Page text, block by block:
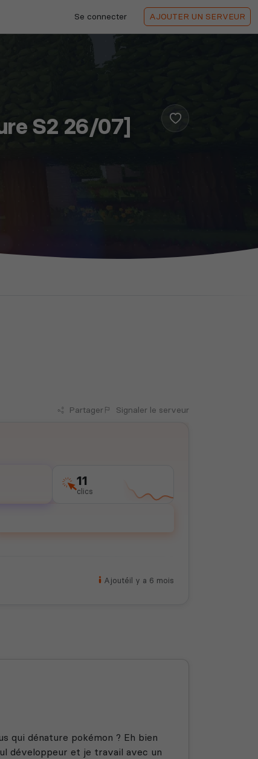
Se connecter AJOUTER UN SERVEUR
S2 26/07]
Partager Signaler le serveur
11
clics
Ajoutéil y a 6 mois
qui dénature pokémon ? Eh bien
développeur et je travail avec un